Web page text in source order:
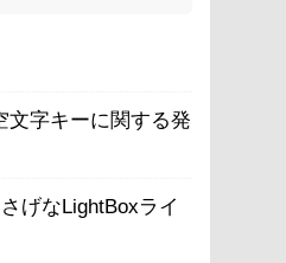
文字キーに関する発
げなLightBoxライ